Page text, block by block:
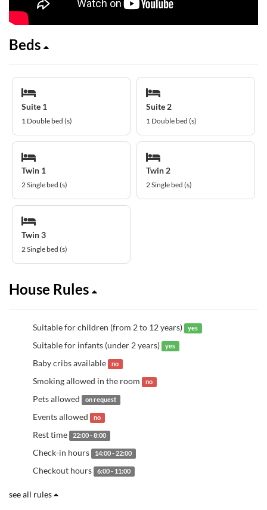
Beds
Suite 1
1 Double bed (s)
Suite 2
1 Double bed (s)
Twin 1
2 Single bed (s)
Twin 2
2 Single bed (s)
Twin 3
2 Single bed (s)
House Rules
Suitable for children (from 2 to 12 years) yes
Suitable for infants (under 2 years) yes
Baby cribs available no
Smoking allowed in the room no
Pets allowed on request
Events allowed no
Rest time 22:00 - 8:00
Check-in hours 14:00 - 22:00
Checkout hours 6:00 - 11:00
see all rules